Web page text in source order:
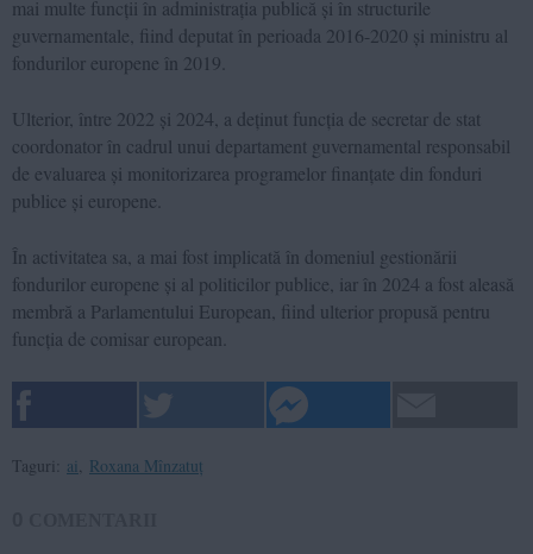
mai multe funcții în administrația publică și în structurile
guvernamentale, fiind deputat în perioada 2016-2020 și ministru al
fondurilor europene în 2019.
Ulterior, între 2022 și 2024, a deținut funcția de secretar de stat
coordonator în cadrul unui departament guvernamental responsabil
de evaluarea și monitorizarea programelor finanțate din fonduri
publice și europene.
În activitatea sa, a mai fost implicată în domeniul gestionării
fondurilor europene și al politicilor publice, iar în 2024 a fost aleasă
membră a Parlamentului European, fiind ulterior propusă pentru
funcția de comisar european.
Taguri: ai Roxana Mînzatuț